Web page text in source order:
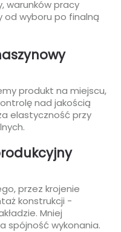
warunków pracy
od wyboru po finalną
produkt na miejscu,
nad jakością
elastyczność przy
przez krojenie
konstrukcji -
Mniej
spójność wykonania.